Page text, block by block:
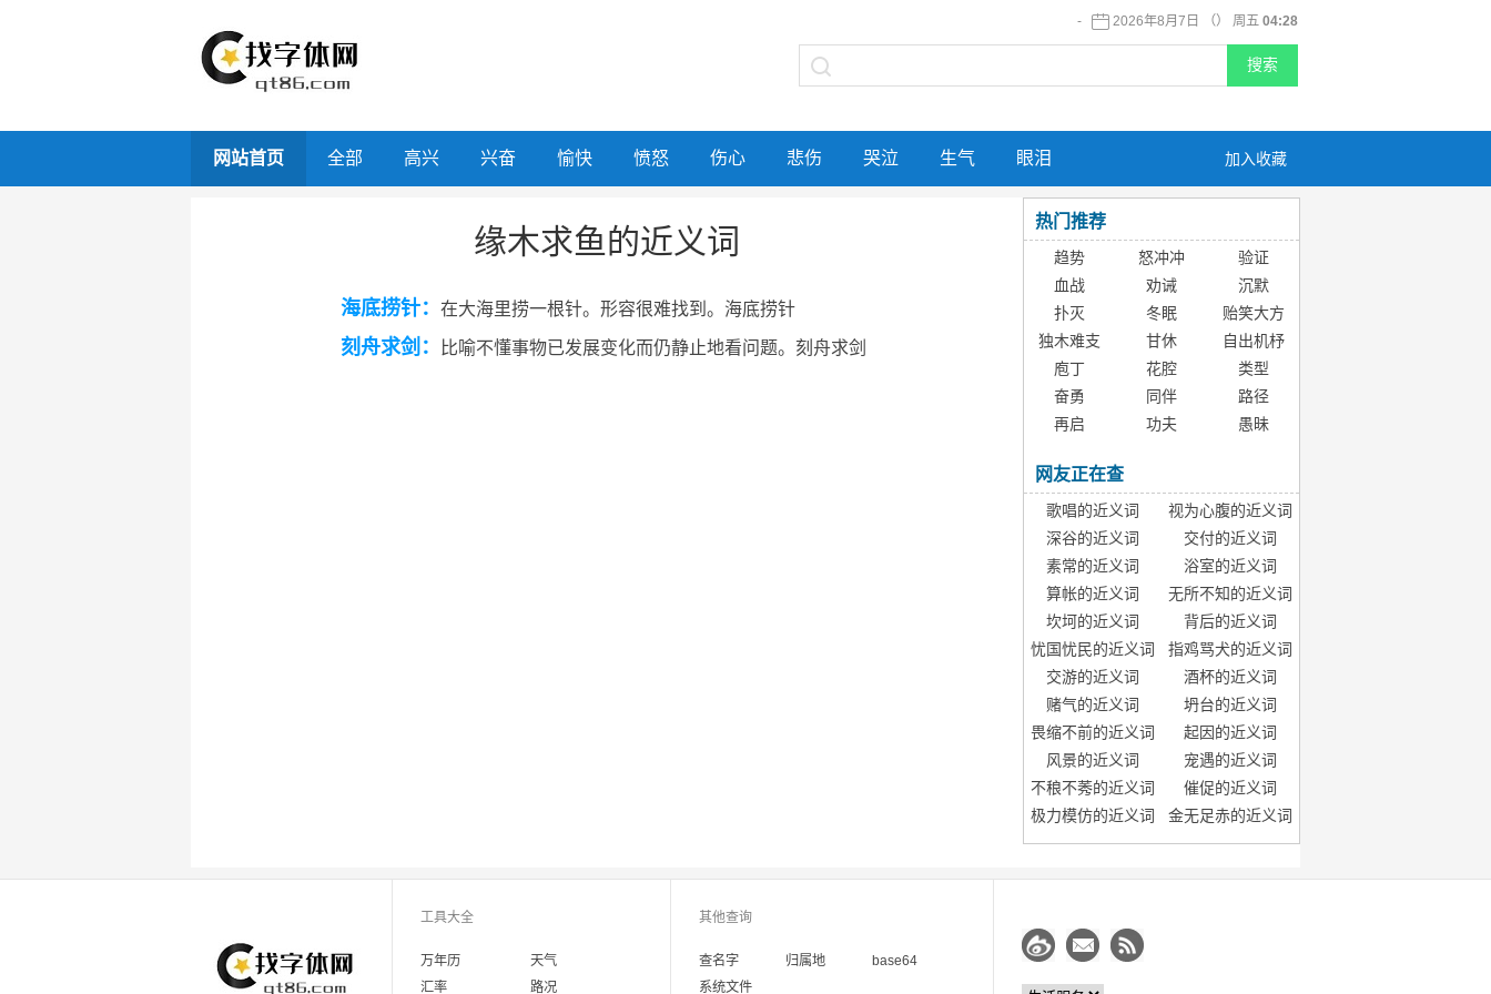
- 2026年8月7日 （） 周五 04:28
加入收藏
网站首页 全部 高兴 兴奋 愉快 愤怒 伤心 悲伤 哭泣 生气 眼泪
缘木求鱼的近义词
海底捞针： 在大海里捞一根针。形容很难找到。海底捞针
刻舟求剑： 比喻不懂事物已发展变化而仍静止地看问题。刻舟求剑
热门推荐
趋势 怒冲冲
验证
血战
劝诫
沉默
扑灭
冬眠
贻笑大方
独木难支
甘休
自出机杼
庖丁
花腔
类型
奋勇
同伴
路径
再启
功夫 愚昧
网友正在查
歌唱的近义词
视为心腹的近义词
深谷的近义词
交付的近义词
素常的近义词
浴室的近义词
算帐的近义词
无所不知的近义词
坎坷的近义词
背后的近义词
忧国忧民的近义词
指鸡骂犬的近义词
交游的近义词
酒杯的近义词
赌气的近义词
坍台的近义词
畏缩不前的近义词
起因的近义词
风景的近义词
宠遇的近义词
不稂不莠的近义词
催促的近义词
极力模仿的近义词
金无足赤的近义词
工具大全
万年历
天气
汇率
路况
其他查询
查名字 归属地
base64
系统文件